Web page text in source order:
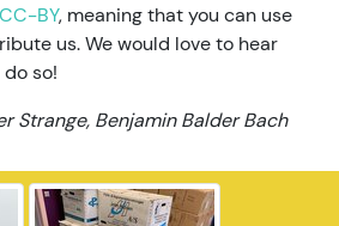
CC-BY, meaning that you can use
us. We would love to hear
so!
Strange, Benjamin Balder Bach